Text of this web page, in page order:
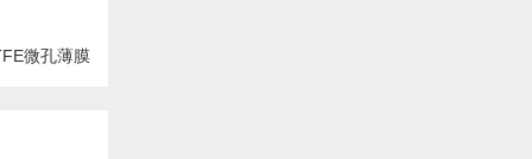
微孔薄膜